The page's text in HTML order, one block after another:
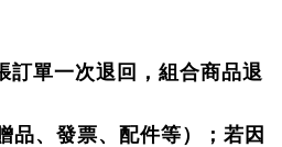
訂單一次退回，組合商品退
品、發票、配件等）；若因